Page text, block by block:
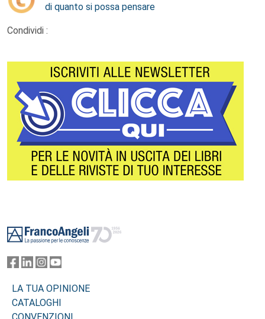
di quanto si possa pensare
Condividi :
LA TUA OPINIONE
CATALOGHI
CONVENZIONI